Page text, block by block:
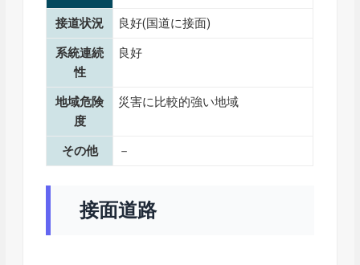
接道状況 良好(国道に接面)
系統連続
性
良好
地域危険
度
災害に比較的強い地域
その他 －
接面道路